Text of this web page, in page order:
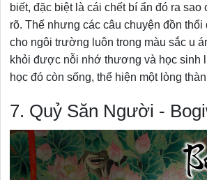
biết, đặc biệt là cái chết bí ẩn đó ra sao
rõ. Thế nhưng các câu chuyện đồn thổi
cho ngôi trường luôn trong màu sắc u
khỏi được nỗi nhớ thương và học sinh
học đó còn sống, thể hiện một lòng
7. Quỷ Săn Người -